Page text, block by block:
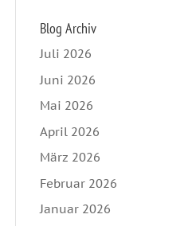
Blog Archiv
Juli 2026
Juni 2026
Mai 2026
April 2026
März 2026
Februar 2026
Januar 2026